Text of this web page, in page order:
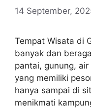
14 September,
Tempat Wisata di
banyak dan
pantai, gunung,
yang memiliki
hanya sampai di
menikmati